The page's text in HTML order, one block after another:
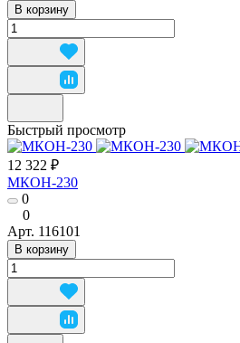
В корзину
Быстрый просмотр
12 322 ₽
МКОН-230
0
0
Арт. 116101
В корзину